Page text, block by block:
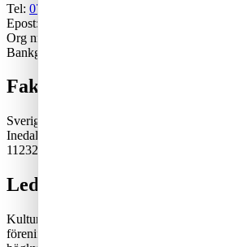
Tel: 070-671 79 46
Epost:
Org nr: 802402-2561
Bankgiro:5553-1339
Fakturaadress
Sveriges Kulturskoleråd
Inedalsgatan 15
11232 Stockholm
Lediga tjänster
Kulturskolerådet är en ideell, partipolitiskt
förening där kommuner samverkar för en